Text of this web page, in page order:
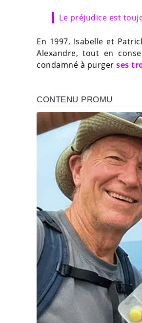
Le préjudice est
En 1997, Isabelle et
Alexandre, tout en
condamné à purger ses